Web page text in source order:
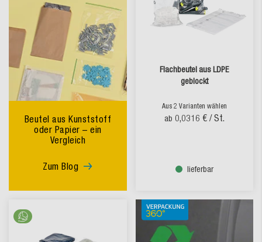
Beutel aus Kunststoff
oder Papier – ein
Vergleich
Zum Blog
Flachbeutel aus LDPE
geblockt
Aus 2 Varianten wählen
ab 0,0316 € / St.
lieferbar